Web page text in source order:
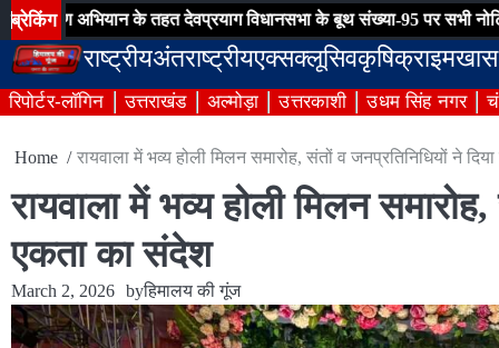
Skip
to
content
ब्रेकिंगके तहत देवप्रयाग विधानसभा के बूथ संख्या-95 पर सभी नोटिसों का हुआ
राष्ट्रीयअंतराष्ट्रीयएक्सक्लूसिवकृषिक्राइम
रिपोर्टर-लॉगिन उत्तराखंड अल्मोड़ा उत्तरकाशी उधम सिंह नगर
Home रायवाला में भव्य होली मिलन समारोह, संतों व जनप्रतिनिधियों ने
रायवाला में भव्य होली मिलन
एकता का संदेश
March 2, 2026 byहिमालय की गूंज